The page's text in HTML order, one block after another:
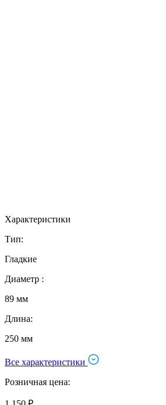
Характеристики
Тип:
Гладкие
Диаметр :
89 мм
Длина:
250 мм
Все характеристики
Розничная цена: